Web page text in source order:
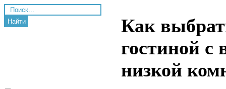
Найти
Как
гостиной
низкой